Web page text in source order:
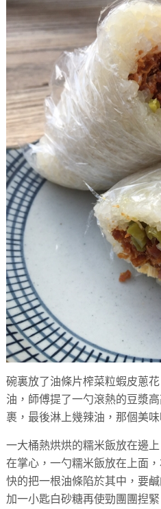
碗裏放了油條片榨菜粒蝦皮蔥
油， 師傅提了一勺滾熱的豆漿
裹， 最後淋上幾辣油，那個美味
一大桶熱烘烘的糯米飯放在邊
在掌心，一勺糯米飯放在上面
快的把一根油條陷於其中，要
加一小匙白砂糖再使勁團團揑